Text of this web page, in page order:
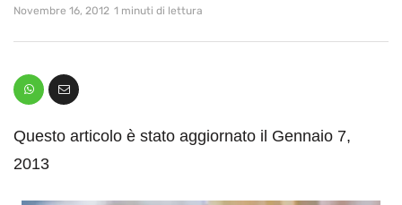
Novembre 16, 2012 1 minuti di lettura
Questo articolo è stato aggiornato il Gennaio 7,
2013